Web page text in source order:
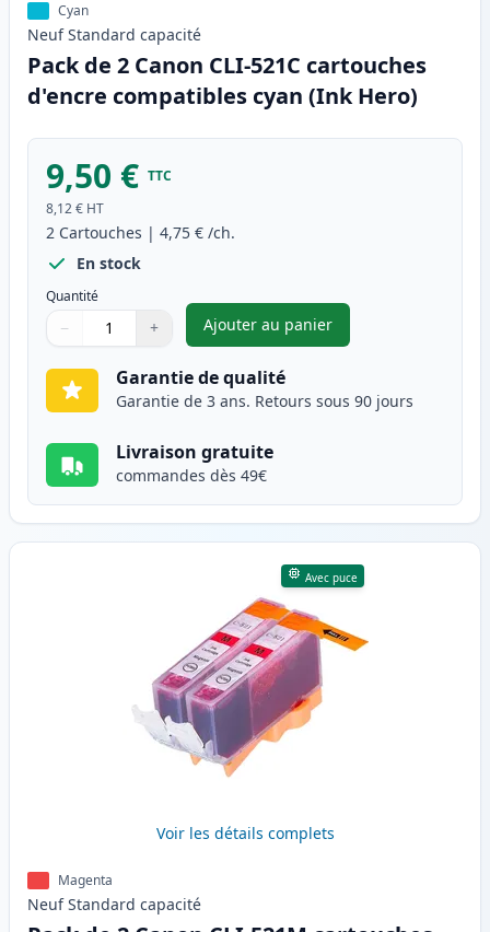
Cyan
Neuf Standard capacité
Pack de 2 Canon CLI-521C cartouches
d'encre compatibles cyan (Ink Hero)
9,50 € TTC
8,12 € HT
2 Cartouches | 4,75 € /ch.
En stock
Quantité
Quantité
Utilisez les boutons pour ajuster
− +
Quantité
Ajouter au panier
,Pack de 2 Canon CLI-521C
Garantie de qualité
Garantie de 3 ans. Retours sous 90 jours
Livraison gratuite
commandes dès 49€
Avec puce
Voir les détails complets
Magenta
Neuf Standard capacité